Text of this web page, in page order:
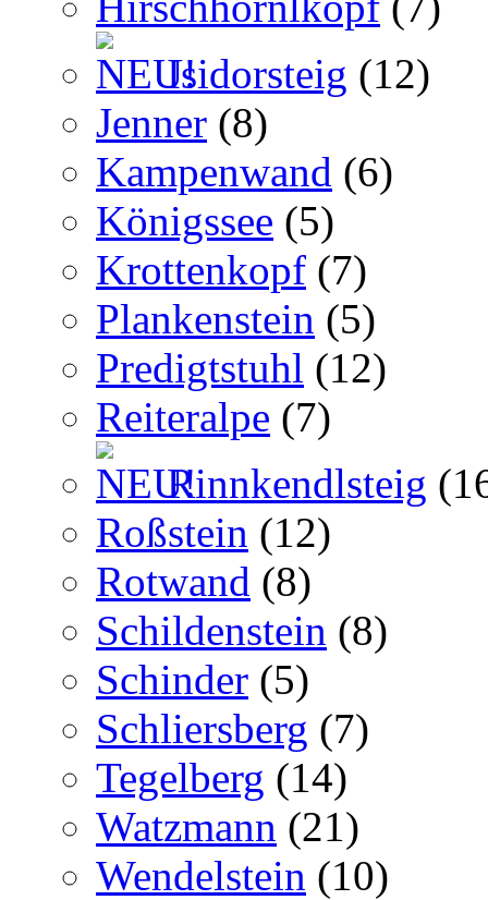
Isidorsteig (12)
Jenner (8)
Kampenwand (6)
Königssee (5)
Krottenkopf (7)
Plankenstein (5)
Predigtstuhl (12)
Reiteralpe (7)
Rinnkendlsteig
Roßstein (12)
Rotwand (8)
Schildenstein (8)
Schinder (5)
Schliersberg (7)
Tegelberg (14)
Watzmann (21)
Wendelstein (10)